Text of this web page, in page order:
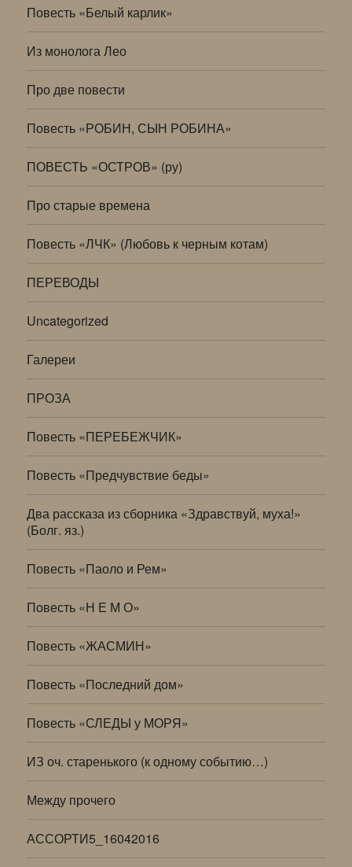
Повесть «Белый карлик»
Из монолога Лео
Про две повести
Повесть «РОБИН, СЫН РОБИНА»
ПОВЕСТЬ «ОСТРОВ» (ру)
Про старые времена
Повесть «ЛЧК» (Любовь к черным котам)
ПЕРЕВОДЫ
Uncategorized
Галереи
ПРОЗА
Повесть «ПЕРЕБЕЖЧИК»
Повесть «Предчувствие беды»
Два рассказа из сборника «Здравствуй, муха!»
(Болг. яз.)
Повесть «Паоло и Рем»
Повесть «Н Е М О»
Повесть «ЖАСМИН»
Повесть «Последний дом»
Повесть «СЛЕДЫ у МОРЯ»
ИЗ оч. старенького (к одному событию…)
Между прочего
АССОРТИ5_16042016